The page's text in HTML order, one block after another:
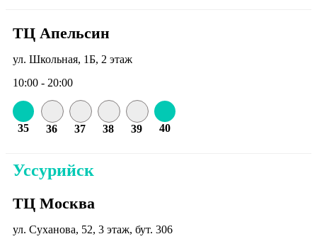
ТЦ Апельсин
ул. Школьная, 1Б, 2 этаж
10:00 - 20:00
35 36 37 38 39 40
Уссурийск
ТЦ Москва
ул. Суханова, 52, 3 этаж, бут. 306